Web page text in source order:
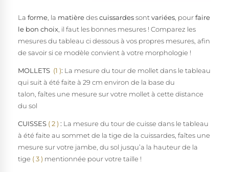
La forme , la matièredescuissardessontvariées , pourfaire
le bon choix , il faut les bonnes mesures ! Comparez les
mesures du tableau ci dessous à vos propres mesures, afin
de savoir si ce modèle convient à votre morphologie !
MOLLETS (1 ): La mesure du tour de mollet dans le tableau
qui suit à été faite à 29 cm environ de la base du
talon, faîtes une mesure sur votre mollet à cette distance
du sol
CUISSES ( 2) : La mesure du tour de cuisse dans le tableau
à été faite au sommet de la tige de la cuissardes, faîtes une
mesure sur votre jambe, du sol jusqu’a la hauteur de la
tige ( 3 ) mentionnée pour votre taille !